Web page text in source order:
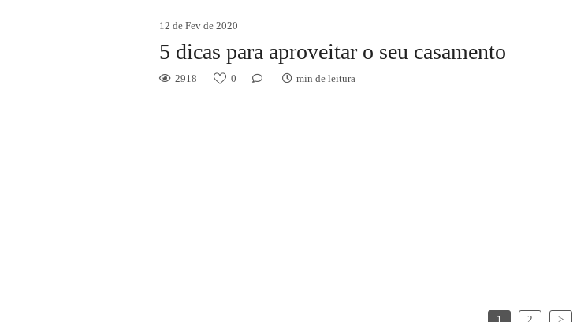
12 de Fev de 2020
5 dicas para aproveitar o seu casamento
2918 0 min de leitura
1 2 >